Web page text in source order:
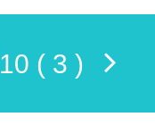
10 ( 3 )